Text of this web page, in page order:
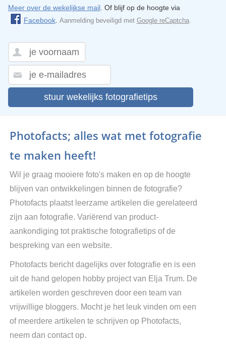
Meer over de wekelijkse mail. Of blijf op de hoogte via
Facebook. Aanmelding beveiligd met Google reCaptcha.
stuur wekelijks fotografietips
Photofacts; alles wat met fotografie
te maken heeft!
Wil je graag mooiere foto's maken en op de hoogte
blijven van ontwikkelingen binnen de fotografie?
Photofacts plaatst leerzame artikelen die gerelateerd
zijn aan fotografie. Variërend van product-
aankondiging tot praktische fotografietips of de
bespreking van een website.
Photofacts bericht dagelijks over fotografie en is een
uit de hand gelopen hobby project van Elja Trum. De
artikelen worden geschreven door een team van
vrijwillige bloggers. Mocht je het leuk vinden om een
of meerdere artikelen te schrijven op Photofacts,
neem dan contact op.